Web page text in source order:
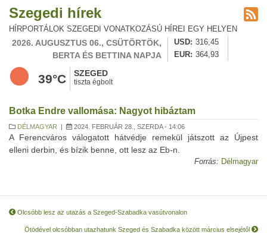
Szegedi hírek
HÍRPORTÁLOK SZEGEDI VONATKOZÁSÚ HÍREI EGY HELYEN
2026. AUGUSZTUS 06., CSÜTÖRTÖK,
BERTA ÉS BETTINA NAPJA
USD
316,45
EUR
364,93
39°C SZEGED
tiszta égbolt
Botka Endre vallomása: Nagyot hibáztam
DÉLMAGYAR | 2024. FEBRUÁR 28., SZERDA - 14:06
A Ferencváros válogatott hátvédje remekül játszott az Újpest
elleni derbin, és bízik benne, ott lesz az Eb-n.
Forrás: Délmagyar
Olcsóbb lesz az utazás a Szeged-Szabadka vasútvonalon
Ötödével olcsóbban utazhatunk Szeged és Szabadka között március elsejétől